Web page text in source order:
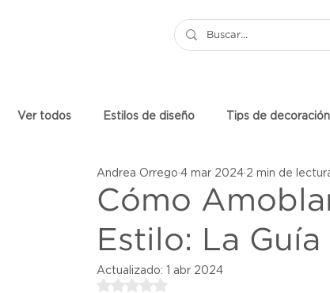
Ver todos Estilos de diseño Tips de decoración
Muebles y artículos de decoración Estilos y
Impacto social Marcas de Atelier
Cómo
Estilo: La
Andrea Orrego 4 mar 2024 2 min de
Actualizado: 1 abr 2024
Obtuvo NaN de 5 estrellas.